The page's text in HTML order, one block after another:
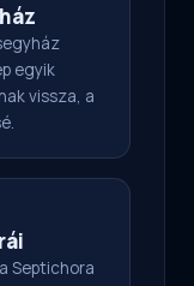
egyik
vissza, a
Septichora